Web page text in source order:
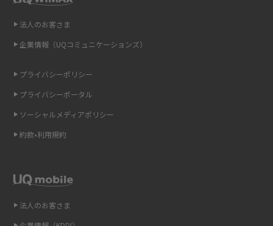
即日受け取りできるポケット型Wi-Fiはある？すぐに使うための方法や注意
ONU（光回線終端装置）とは？モデム・ルーター・ホームゲートウェイと
ギガバイト（GB）とは？1GBの目安やギガが足りない時の対処法を紹介
Wi-Fi 6とは？Wi-Fi 5との違いやメリットと注意点、規格の種類も解説
Wi-Fiを自宅に設置する方法は？必要なことやポイントも紹介
光ファイバーとは？仕組みやメリット・デメリットを初心者向けにわかり
やすく解説
法人のお客さま
法人のお客さま
企業情報（UQコミュニケーションズ）
プライバシーポリシー
プライバシーポータル
ソーシャルメディアポリシー
約款•利用規約